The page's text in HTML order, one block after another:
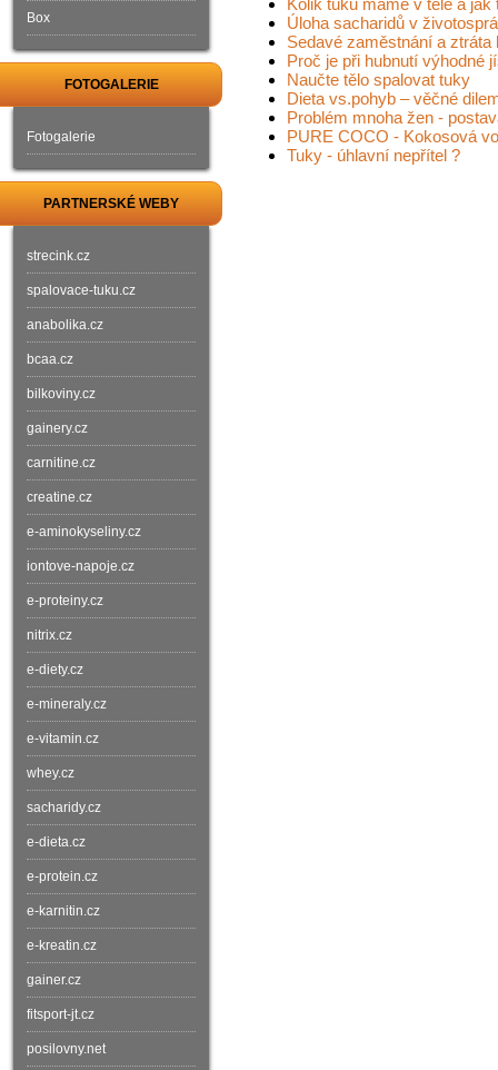
Kolik tuku máme v těle a jak
Úloha sacharidů v
Sedavé zaměstnání a
Proč je při hubnutí výhodné
Naučte tělo spalovat tuky
Dieta vs.pohyb – věčné
Problém mnoha žen -
PURE COCO - Kokosová
Tuky - úhlavní nepřítel ?
Box
FOTOGALERIE
Fotogalerie
PARTNERSKÉ WEBY
strecink.cz
spalovace-tuku.cz
anabolika.cz
bcaa.cz
bilkoviny.cz
gainery.cz
carnitine.cz
creatine.cz
e-aminokyseliny.cz
iontove-napoje.cz
e-proteiny.cz
nitrix.cz
e-diety.cz
e-mineraly.cz
e-vitamin.cz
whey.cz
sacharidy.cz
e-dieta.cz
e-protein.cz
e-karnitin.cz
e-kreatin.cz
gainer.cz
fitsport-jt.cz
posilovny.net